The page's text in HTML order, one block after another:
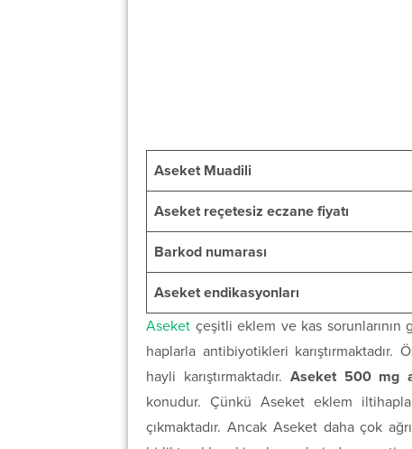
Aseket Muadili
Aseket reçetesiz eczane fiyatı
Barkod numarası
Aseket endikasyonları
Aseket çeşitli eklem ve kas sorunlarının
haplarla antibiyotikleri
hayli karıştırmaktadır. Aseket 500 mg
konudur. Çünkü Aseket eklem
çıkmaktadır. Ancak Aseket daha çok